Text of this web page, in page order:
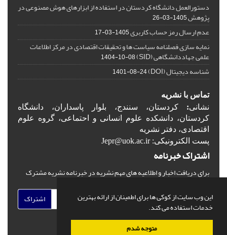
این وب سایت از کوکی ها برای اطمینان از ارائه بهترین
خدمات استفاده می کند.
متوجه شدم
دستورالعمل دانشگاه کردستان در استفاده از ابزارهای هوش مصنوعی در
پژوهش1405-03-26
عدم ارسال رمز حساب کاربری1405-03-17
نمایه سازی فصلنامه سیاست ها و تحقیقات اقتصادی در مرکز اطلاعات
علمی جهاددانشگاهی (SID) 1404-10-08
شناسه دیجیتال (DOI) 1401-08-24
تماس با نشریه
نشانی: کردستان، سنندج، بلوار پاسداران، دانشگاه
کردستان، دانشکده علوم انسانی و احتماعی، گروه علوم
اقتصادی، دفتر نشریه
پست الکترونیکی: Jepr@uok.ac.ir
اشتراک خبرنامه
برای دریافت اخبار و اطلاعیه های مهم نشریه در خبرنامه نشریه مشترک
اشتراک